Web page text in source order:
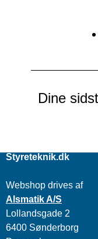
Dine
Styreteknik.dk
Webshop drives af
Alsmatik A/S
Lollandsgade 2
6400 Sønderborg